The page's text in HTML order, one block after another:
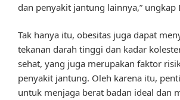
dan penyakit jantung lainnya,” ungkap
Tak hanya itu, obesitas juga dapat
tekanan darah tinggi dan kadar
sehat, yang juga merupakan faktor
penyakit jantung. Oleh karena itu,
untuk menjaga berat badan ideal dan